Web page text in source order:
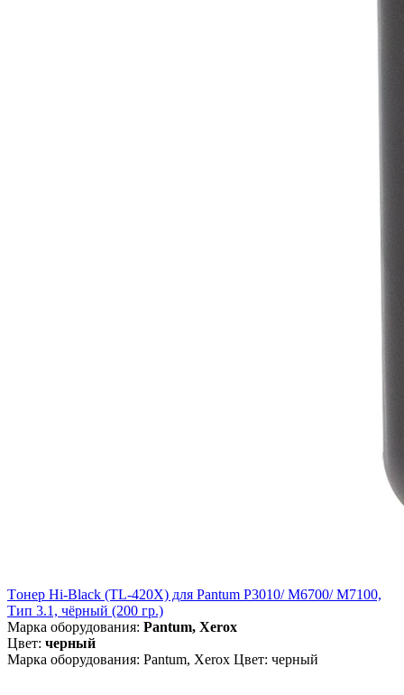
Tонер Hi-Black (TL-420X) для Pantum P3010/ M6700/ M7100,
Тип 3.1, чёрный (200 гр.)
Марка оборудования: Pantum, Xerox
Цвет: черный
Марка оборудования: Pantum, Xerox Цвет: черный